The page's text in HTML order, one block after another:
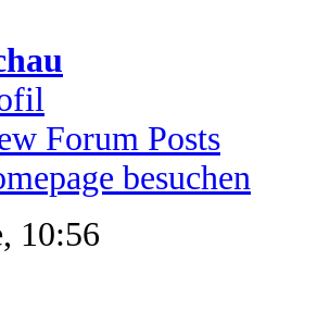
Forum Posts
besuchen
10:56